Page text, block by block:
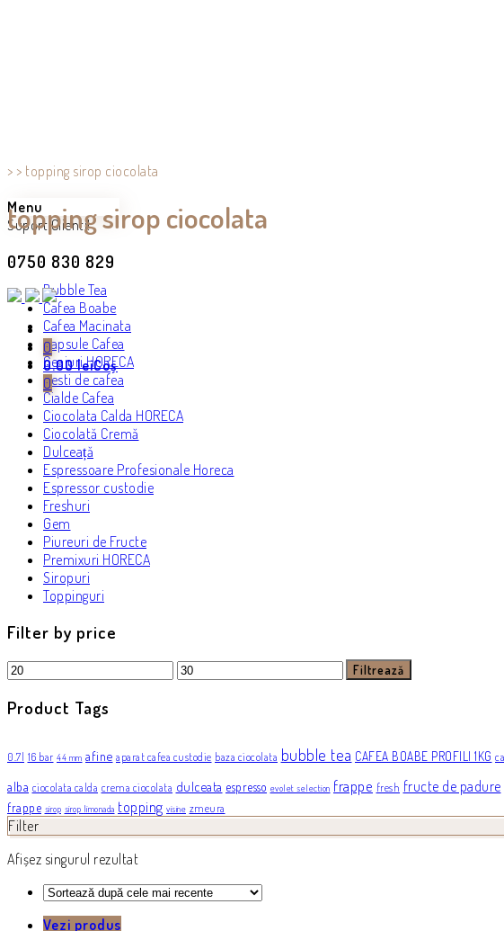
Menu
Suport Clienti!
0750 830 829
0
0.00leiCoș
0
> > topping sirop ciocolata
topping sirop ciocolata
Bubble Tea
Cafea Boabe
Cafea Macinata
Capsule Cafea
Ceaiuri HORECA
Cesti de cafea
Cialde Cafea
Ciocolata Calda HORECA
Ciocolată Cremă
Dulceață
Espressoare Profesionale Horeca
Espressor custodie
Freshuri
Gem
Piureuri de Fructe
Premixuri HORECA
Siropuri
Toppinguri
Filter by price
Preț
minim
Preț
maxim
Filtrează
Product Tags
0.7l 16 bar 44 mm afine aparat cafea custodie baza ciocolata bubble tea CAFEA BOABE PROFILI 1KG
alba ciocolata calda crema ciocolata dulceata espresso evolet selection frappe fresh fructe de padure
frappe sirop sirop limonada topping visine zmeura
Filter
Afișez singurul rezultat
Vezi produs